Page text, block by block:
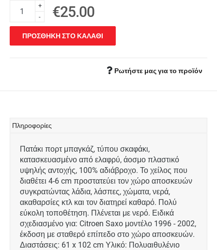
+
-
€25.00
ΠΡΟΣΘΗΚΗ ΣΤΟ ΚΑΛΑΘΙ
Ρωτήστε μας για το προϊόν
Πληροφορίες
Πατάκι πορτ μπαγκάζ, τύπου σκαφάκι,
κατασκευασμένο από ελαφρύ, άοσμο πλαστικό
υψηλής αντοχής, 100% αδιάβροχο. Το χείλος που
διαθέτει 4-6 cm προστατεύει τον χώρο αποσκευών
συγκρατώντας λάδια, λάσπες, χώματα, νερά,
ακαθαρσίες κτλ και τον διατηρεί καθαρό. Πολύ
εύκολη τοποθέτηση. Πλένεται με νερό. Ειδικά
σχεδιασμένο για: Citroen Saxo μοντέλο 1996 - 2002,
έκδοση με σταθερό επίπεδο στο χώρο αποσκευών.
Διαστάσεις: 61 x 102 cm Υλικό: Πολυαιθυλένιο